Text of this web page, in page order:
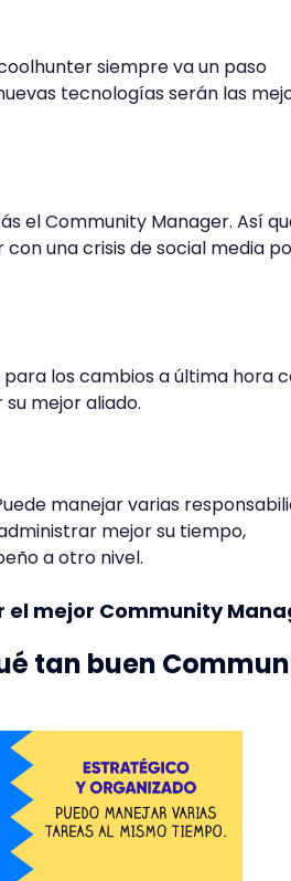
siempre va un paso
tecnologías serán las
el Community Manager. Así
una crisis de social media
los cambios a última hora
mejor aliado.
manejar varias
mejor su tiempo,
a otro nivel.
el mejor Community
tan buen